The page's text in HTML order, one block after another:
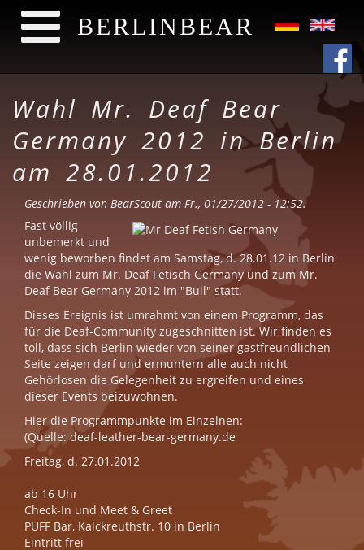
BERLINBEAR
Wahl Mr. Deaf Bear
Germany 2012 in Berlin
am 28.01.2012
Geschrieben von BearScout am Fr., 01/27/2012 - 12:52.
Fast völlig
unbemerkt und
wenig beworben findet am Samstag, d. 28.01.12 in Berlin
die Wahl zum Mr. Deaf Fetisch Germany und zum Mr.
Deaf Bear Germany 2012 im "Bull" statt.
Dieses Ereignis ist umrahmt von einem Programm, das
für die Deaf-Community zugeschnitten ist. Wir finden es
toll, dass sich Berlin wieder von seiner gastfreundlichen
Seite zeigen darf und ermuntern alle auch nicht
Gehörlosen die Gelegenheit zu ergreifen und eines
dieser Events beizuwohnen.
Hier die Programmpunkte im Einzelnen:
(Quelle: deaf-leather-bear-germany.de
Freitag, d. 27.01.2012
ab 16 Uhr
Check-In und Meet & Greet
PUFF Bar, Kalckreuthstr. 10 in Berlin
Eintritt frei